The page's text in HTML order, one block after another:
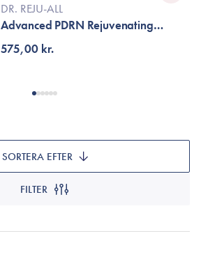
DR. REJU-ALL
Advanced PDRN Rejuvenating
Cream
575,00 kr.
FILTER
SORTERA EFTER